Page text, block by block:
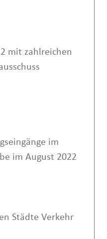
mit zahlreichen
im
im August 2022
Städte Verkehr